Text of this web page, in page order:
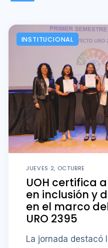
INSTITUCIONAL
JUEVES 2, OCTUBRE
UOH certifica
en inclusión y
en el marco
URO 2395
La jornada destacó